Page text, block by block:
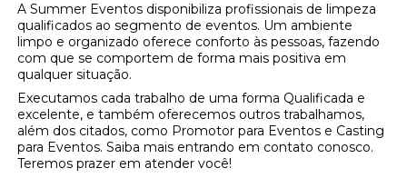
A Summer Eventos disponibiliza profissionais de limpeza
qualificados ao segmento de eventos. Um ambiente
limpo e organizado oferece conforto às pessoas, fazendo
com que se comportem de forma mais positiva em
qualquer situação.
Executamos cada trabalho de uma forma Qualificada e
excelente, e também oferecemos outros trabalhamos,
além dos citados, como Promotor para Eventos e Casting
para Eventos. Saiba mais entrando em contato conosco.
Teremos prazer em atender você!